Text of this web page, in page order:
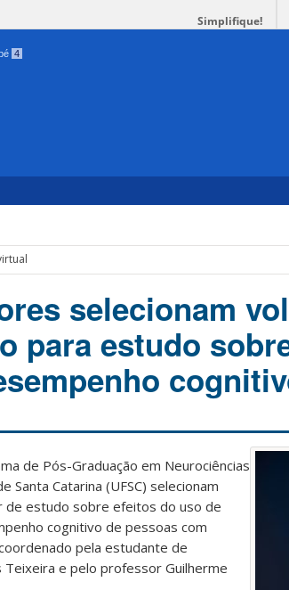
Simplifique!
4
selecionam
para estudo
de Pós-Graduação em Neurociências
Santa Catarina (UFSC) selecionam
de estudo sobre efeitos do uso de
cognitivo de pessoas com
pela estudante de
e pelo professor Guilherme